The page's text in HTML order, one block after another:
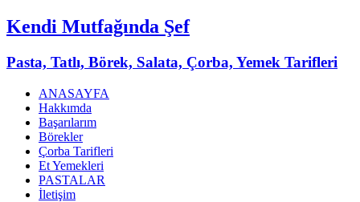
Kendi Mutfağında Şef
Pasta, Tatlı, Börek, Salata, Çorba, Yemek Tarifleri
ANASAYFA
Hakkımda
Başarılarım
Börekler
Çorba Tarifleri
Et Yemekleri
PASTALAR
İletişim